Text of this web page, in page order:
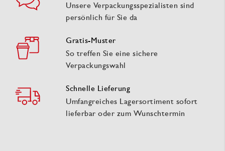
Unsere Verpackungsspezialisten sind
persönlich für Sie da
Gratis-Muster
So treffen Sie eine sichere
Verpackungswahl
Schnelle Lieferung
Umfangreiches Lagersortiment sofort
lieferbar oder zum Wunschtermin